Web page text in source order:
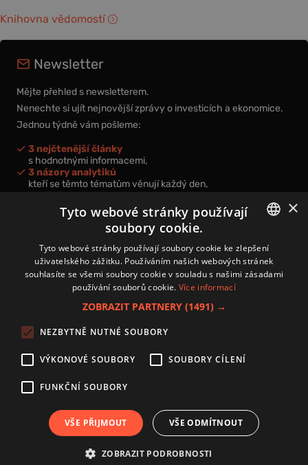
Knihovna vědomostí
Newsletter
Mějte přehled s newsletterem.
Nenechte si ujít nejnovější zprávy o investicích a ekonomice.
Jednou týdně vám pošleme:
3 nejčtenější články
s hodnotnými informacemi,
3 názory analytiků
kteří se těmto tématům věnují každý den,
nová videa a podcasty
k prohloubení vašich znalostí.
Přihlášením k newsletteru vyjadřujete svůj souhlas spodmínkami
zpracování osobních údajů.
Zásady používání souborů cookies
Autoři
Nastavení cookies
Publikování nebo další šíření obsahu serveru www.investice.cz není možné bez
CZECH
×
Tyto webové stránky používají
soubory cookie.
Tyto webové stránky používají soubory cookie ke zlepšení
uživatelského zážitku. Používáním našich webových stránek
souhlasíte se všemi soubory cookie v souladu s našimi zásadami
používání souborů cookie. Více informací
ZOBRAZIT PARTNERY (1491) →
NEZBYTNĚ NUTNÉ SOUBORY
VÝKONOVÉ SOUBORY SOUBORY CÍLENÍ
FUNKČNÍ SOUBORY
VŠE PŘIJMOUT VŠE ODMÍTNOUT
ZOBRAZIT PODROBNOSTI